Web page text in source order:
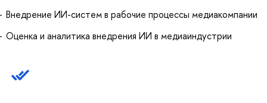
Внедрение ИИ-систем в рабочие процессы медиакомпании
Оценка и аналитика внедрения ИИ в медиаиндустрии